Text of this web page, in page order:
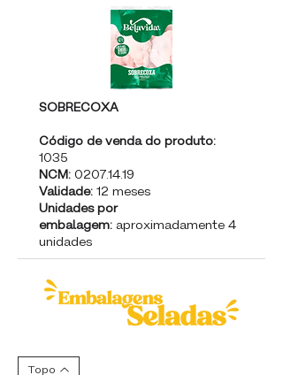
SOBRECOXA
Código de venda do produto:
1035
NCM: 0207.14.19
Validade: 12 meses
Unidades por
embalagem: aproximadamente 4
unidades
Topo